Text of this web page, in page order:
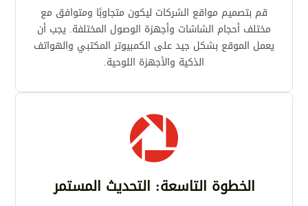
قم بتصميم مواقع الشركات ليكون متجاوبًا ومتوافق مع
مختلف أحجام الشاشات وأجهزة الوصول المختلفة. يجب أن
يعمل الموقع بشكل جيد على الكمبيوتر المكتبي والهواتف
الذكية والأجهزة اللوحية.

الخطوة التاسعة: التحديث المستمر